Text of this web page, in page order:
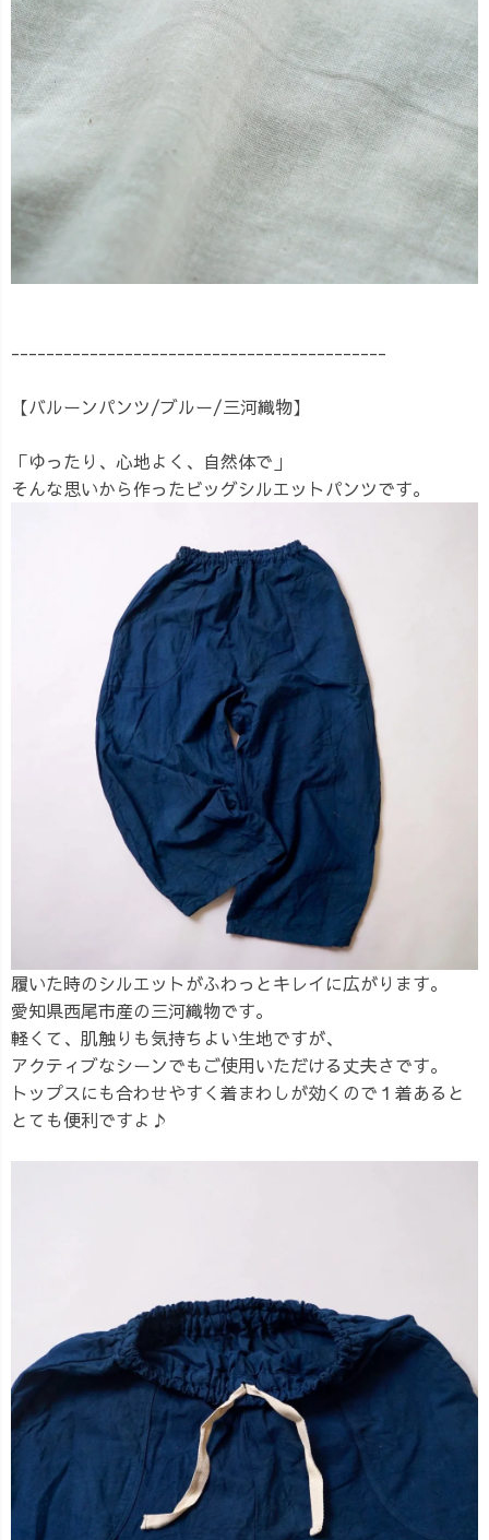
-------------------------------------------
【バルーンパンツ/ブルー/三河織物】
「ゆったり、心地よく、自然体で」
そんな思いから作ったビッグシルエットパンツです。
履いた時のシルエットがふわっとキレイに広がります。
愛知県西尾市産の三河織物です。
軽くて、肌触りも気持ちよい生地ですが、
アクティブなシーンでもご使用いただける丈夫さです。
トップスにも合わせやすく着まわしが効くので１着あると
とても便利ですよ♪